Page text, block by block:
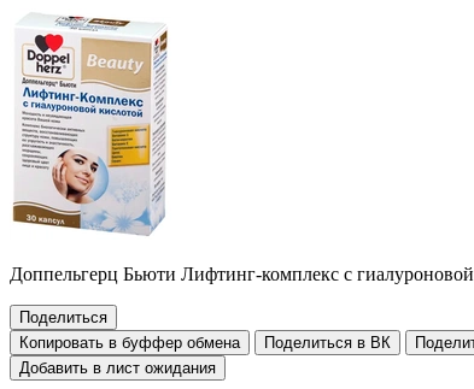
Доппельгерц Бьюти Лифтинг-комплекс с
Поделиться
Копировать в буффер обмена
Поделиться в ВК
Добавить в лист ожидания